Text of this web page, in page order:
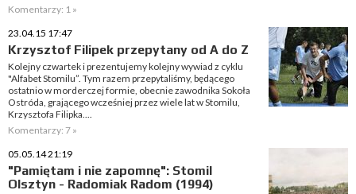
Komentarzy: 1 »
23.04.15 17:47
Krzysztof Filipek przepytany od A do Z
Kolejny czwartek i prezentujemy kolejny wywiad z cyklu
"Alfabet Stomilu”. Tym razem przepytaliśmy, będącego
ostatnio w morderczej formie, obecnie zawodnika Sokoła
Ostróda, grającego wcześniej przez wiele lat w Stomilu,
Krzysztofa Filipka....
Komentarzy: 7 »
05.05.14 21:19
"Pamiętam i nie zapomnę": Stomil
Olsztyn - Radomiak Radom (1994)